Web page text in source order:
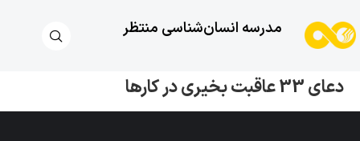
مدرسه انسان‌شناسی منتظر
دعای 33 عاقبت بخیری در کارها